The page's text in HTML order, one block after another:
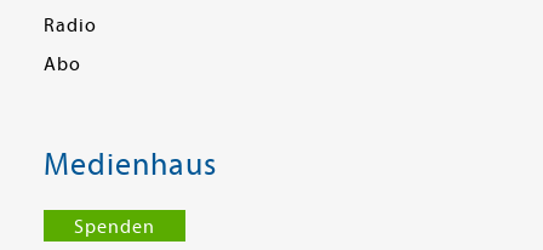
Radio
Abo
Medienhaus
Spenden